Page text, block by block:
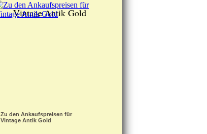
Vintage Antik Gold
Zu den Ankaufspreisen für
Vintage Antik Gold